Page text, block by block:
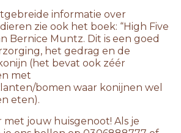
informatie over
zie ook het boek: “High Five
Bernice Muntz. Dit is een goed
het gedrag en de
(het bevat ook zéér
met
bomen waar konijnen wel
eten).
met jouw huisgenoot! Als je